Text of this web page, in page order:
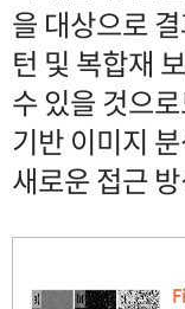
을 대상으로
턴 및 복합재
수 있을 것으
기반 이미지
새로운 접근